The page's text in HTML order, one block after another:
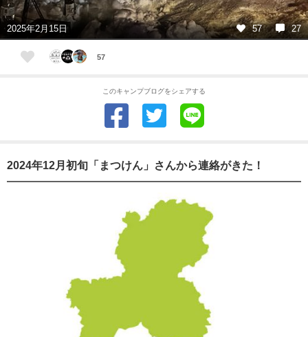
2025年2月15日 57 27
57
このキャンプブログをシェアする
2024年12月初旬「まつけん」さんから連絡がきた！